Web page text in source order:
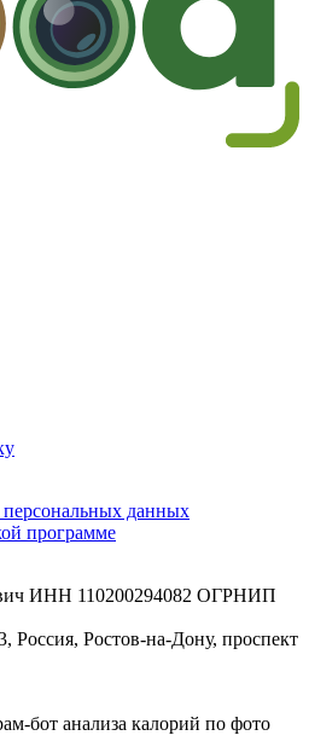
данных
программе
ИНН 110200294082 ОГРНИП
Россия, Ростов-на-Дону, проспект
бот анализа калорий по фото